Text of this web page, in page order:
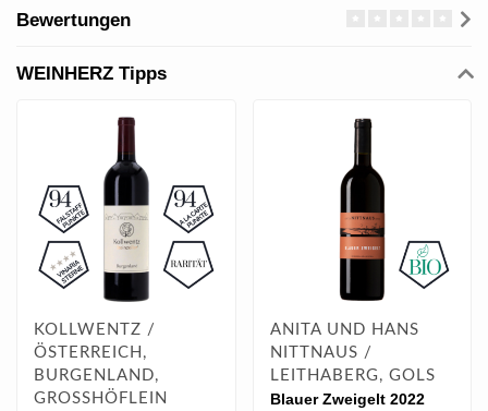
Bewertungen
WEINHERZ Tipps
KOLLWENTZ /
ÖSTERREICH,
BURGENLAND,
GROSSHÖFLEIN
ANITA UND HANS
NITTNAUS /
LEITHABERG, GOLS
Blauer Zweigelt 2022